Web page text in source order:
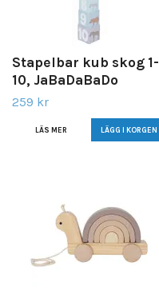
Stapelbar kub skog 1-
10, JaBaDaBaDo
259 kr
LÄS MER